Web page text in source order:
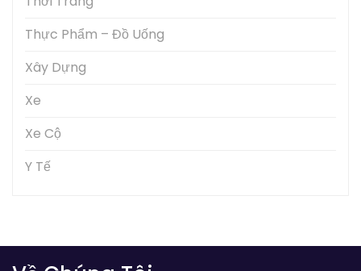
Thực Phẩm – Đồ Uống
Xây Dựng
Xe
Xe Cộ
Y Tế